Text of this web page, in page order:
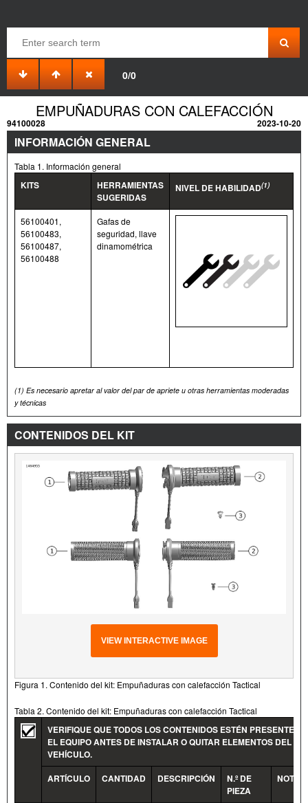
0/0
EMPUÑADURAS CON CALEFACCIÓN
94100028 2023-10-20
INFORMACIÓN GENERAL
Tabla 1. Información general
KITS
HERRAMIENTAS
SUGERIDAS
NIVEL DE HABILIDAD(1)
56100401,
56100483,
56100487,
56100488
Gafas de
seguridad, llave
dinamométrica
(1) Es necesario apretar al valor del par de apriete u otras herramientas moderadas
y técnicas
CONTENIDOS DEL KIT
VIEW INTERACTIVE IMAGE
Figura 1. Contenido del kit: Empuñaduras con calefacción Tactical
Tabla 2. Contenido del kit: Empuñaduras con calefacción Tactical
VERIFIQUE QUE TODOS LOS CONTENIDOS ESTÉN PRESENTES
EL EQUIPO ANTES DE INSTALAR O QUITAR ELEMENTOS DEL
VEHÍCULO.
ARTÍCULO
CANTIDAD DESCRIPCIÓN
N.º DE
PIEZA
NOTAS